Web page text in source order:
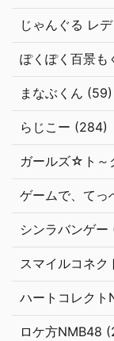
じゃんぐる レ
ぽくぽく百景も
まなぶくん (59)
らじこー (284)
ガールズ☆ト～
ゲームで、てっ
シンラバンゲー
スマイルコネク
ハートコレクト
ロケ方NMB48